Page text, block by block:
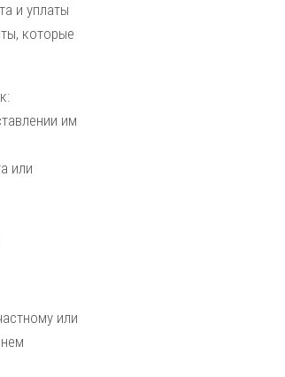
и уплаты
которые
им
или
или